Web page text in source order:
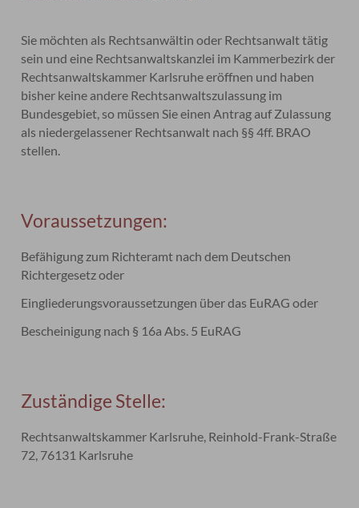
Sie möchten als Rechtsanwältin oder Rechtsanwalt tätig
sein und eine Rechtsanwaltskanzlei im Kammerbezirk der
Rechtsanwaltskammer Karlsruhe eröffnen und haben
bisher keine andere Rechtsanwaltszulassung im
Bundesgebiet, so müssen Sie einen Antrag auf Zulassung
als niedergelassener Rechtsanwalt nach §§ 4ff. BRAO
stellen.
Voraussetzungen:
Befähigung zum Richteramt nach dem Deutschen
Richtergesetz oder
Eingliederungsvoraussetzungen über das EuRAG oder
Bescheinigung nach § 16a Abs. 5 EuRAG
Zuständige Stelle:
Rechtsanwaltskammer Karlsruhe, Reinhold-Frank-Straße
72, 76131 Karlsruhe